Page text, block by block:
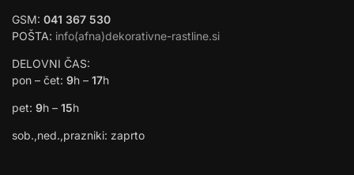
GSM: 041 367 530
POŠTA: info(afna)dekorativne-rastline.si
DELOVNI ČAS:
pon – čet: 9h – 17h
pet: 9h – 15h
sob.,ned.,prazniki: zaprto